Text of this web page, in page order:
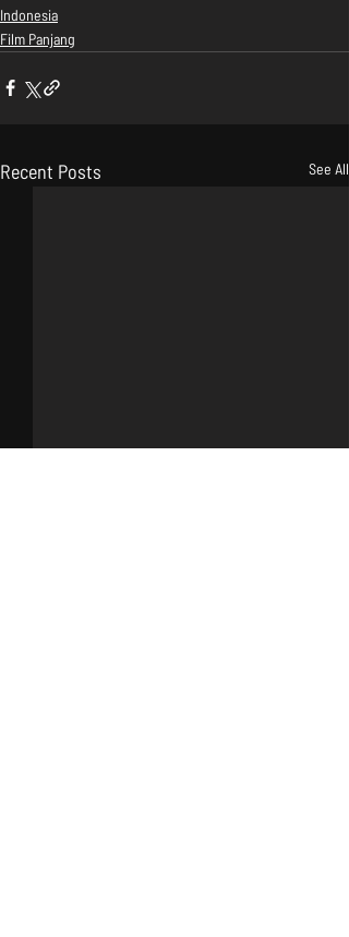
Indonesia
Film Panjang
Recent Posts See All